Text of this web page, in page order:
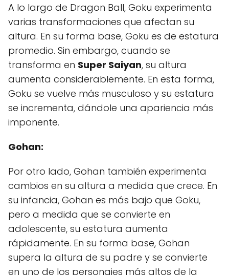
A lo largo de Dragon Ball, Goku experimenta
varias transformaciones que afectan su
altura. En su forma base, Goku es de estatura
promedio. Sin embargo, cuando se
transforma en Super Saiyan, su altura
aumenta considerablemente. En esta forma,
Goku se vuelve más musculoso y su estatura
se incrementa, dándole una apariencia más
imponente.
Gohan:
Por otro lado, Gohan también experimenta
cambios en su altura a medida que crece. En
su infancia, Gohan es más bajo que Goku,
pero a medida que se convierte en
adolescente, su estatura aumenta
rápidamente. En su forma base, Gohan
supera la altura de su padre y se convierte
en uno de los personajes más altos de la